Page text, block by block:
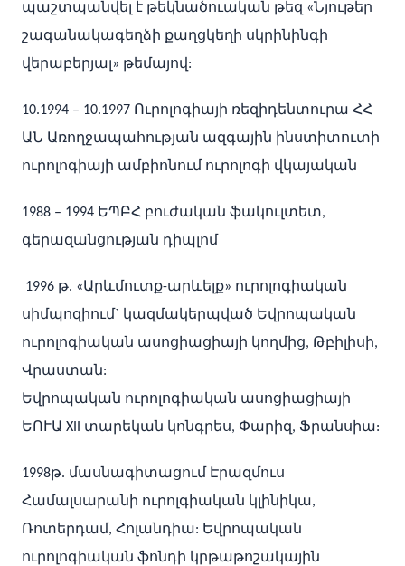
պաշտպանվել է թեկնածուական թեզ «Նյութեր
շագանակագեղձի քաղցկեղի սկրինինգի
վերաբերյալ» թեմայով:
10.1994 – 10.1997 Ուրոլոգիայի ռեզիդենտուրա ՀՀ
ԱՆ Առողջապահության ազգային ինստիտուտի
ուրոլոգիայի ամբիոնում ուրոլոգի վկայական
1988 – 1994 ԵՊԲՀ բուժական ֆակուլտետ,
գերազանցության դիպլոմ
1996 թ. «Արևմուտք-արևելք» ուրոլոգիական
սիմպոզիում` կազմակերպված Եվրոպական
ուրոլոգիական ասոցիացիայի կողմից, Թբիլիսի,
Վրաստան:
Եվրոպական ուրոլոգիական ասոցիացիայի
ԵՈՒԱ XII տարեկան կոնգրես, Փարիզ, Ֆրանսիա:
1998թ. մասնագիտացում Էրազմուս
Համալսարանի ուրոլգիական կլինիկա,
Ռոտերդամ, Հոլանդիա: Եվրոպական
ուրոլոգիական ֆոնդի կրթաթոշակային